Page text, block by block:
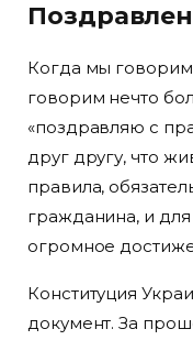
Когда мы
говорим нечто
«поздравляю с
друг другу, что
правила,
гражданина, и
огромное
Конституция
документ. За